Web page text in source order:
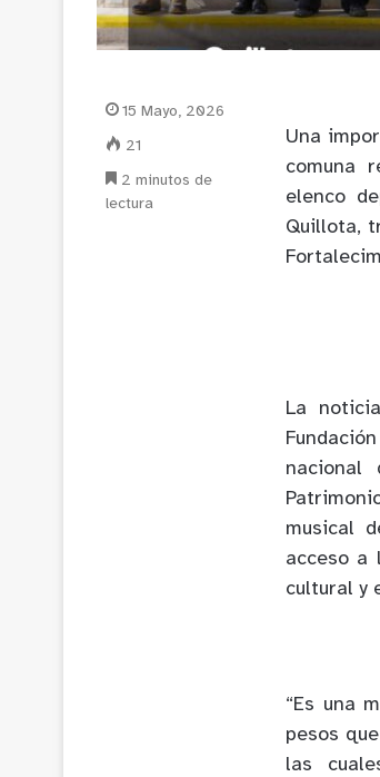
Una
comuna
elenco
Quillota,
La
nacional
musical
acceso a
cultural y
“Es una
pesos
las
15 Mayo, 2026
21
2 minutos de
lectura